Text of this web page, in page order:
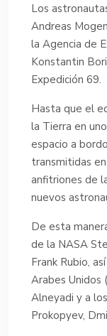
Los
Andreas
la Agencia de
Konstantin
Expedición 69.
Hasta que el
la Tierra en
espacio a
transmitidas
anfitriones de
nuevos
De esta
de la NASA
Frank Rubio,
Arabes Unidos
Alneyadi y a
Prokopyev,